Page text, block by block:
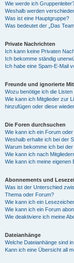
Wie werde ich
Weshalb werden
Was ist eine Hauptgruppe?
Was bedeutet der „Das
Private Nachrichten
Ich kann keine Privaten
Ich bekomme ständig
Ich habe eine Spam-E-Mail
Freunde und ignorierte
Wozu benötige ich die
Wie kann ich Mitglieder zur
hinzufügen oder diese
Die Foren durchsuchen
Wie kann ich ein Forum
Weshalb erhalte ich bei der
Warum bekomme ich bei
Wie kann ich nach
Wie kann ich meine eigenen
Abonnements und
Was ist der Unterschied
Thema oder Forum?
Wie kann ich ein
Wie kann ich ein Forum
Wie deaktiviere ich meine
Dateianhänge
Welche Dateianhänge sind
Kann ich eine Übersicht all